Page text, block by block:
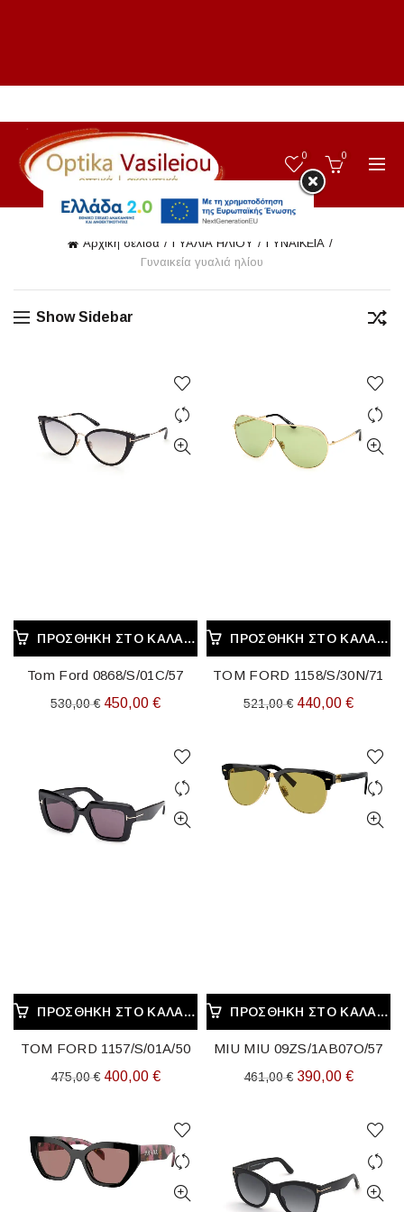
0 0
Αρχική σελίδα ΓΥΑΛΙΑ ΗΛΙΟΥ
ΓΥΝΑΙΚΕΙΑ
Γυναικεία γυαλιά ηλίου
Show Sidebar
ΠΡΟΣΘΉΚΗ ΣΤΟ ΚΑΛΆΘΙ
Tom Ford 0868/S/01C/57
530,00€ Original
450,00 €Η
τιμή
είναι:
450,00 €.
ΠΡΟΣΘΉΚΗ ΣΤΟ ΚΑΛΆΘΙ
TOM FORD 1158/S/30N/71
521,00€ Original
521,00 €.
440,00 €Η
τιμή
είναι:
440,00
ΠΡΟΣΘΉΚΗ ΣΤΟ ΚΑΛΆΘΙ
TOM FORD 1157/S/01A/50
475,00€ Original
475,00 €.
400,00 €Η
τιμή
είναι:
400,00 €.
ΠΡΟΣΘΉΚΗ ΣΤΟ ΚΑΛΆΘΙ
MIU MIU 09ZS/1AB07O/57
461,00€ Original
390,00 €Η
τιμή
είναι:
390,00